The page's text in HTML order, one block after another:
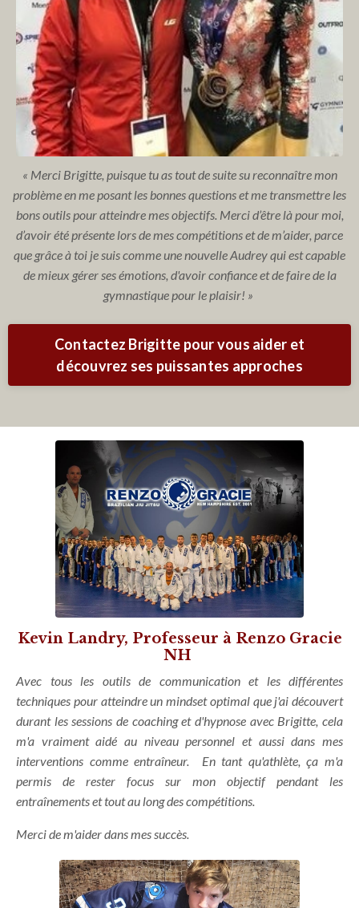
« Merci Brigitte, puisque tu as tout de suite su reconnaître mon
problème en me posant les bonnes questions et me transmettre les
bons outils pour atteindre mes objectifs. Merci d’être là pour moi,
d’avoir été présente lors de mes compétitions et de m’aider, parce
que grâce à toi je suis comme une nouvelle Audrey quiest capable
de mieux gérer ses émotions, d'avoir confiance et de faire de la
gymnastique pour le plaisir! »
Contactez Brigitte pour vous aider et
découvrez ses puissantes approches
Kevin Landry, Professeur à Renzo Gracie
NH
Avec tous les outils de communication et les différentes
techniques pour atteindre un mindset optimal que j'ai découvert
durant les sessions de coaching et d'hypnose avec Brigitte, cela
m'a vraiment aidé au niveau personnel et aussi dans mes
interventions comme entraîneur. En tant qu'athlète, ça m'a
permis de rester focus sur mon objectif pendant les
entraînements et tout au long des compétitions.
Merci de m'aider dans mes succès.